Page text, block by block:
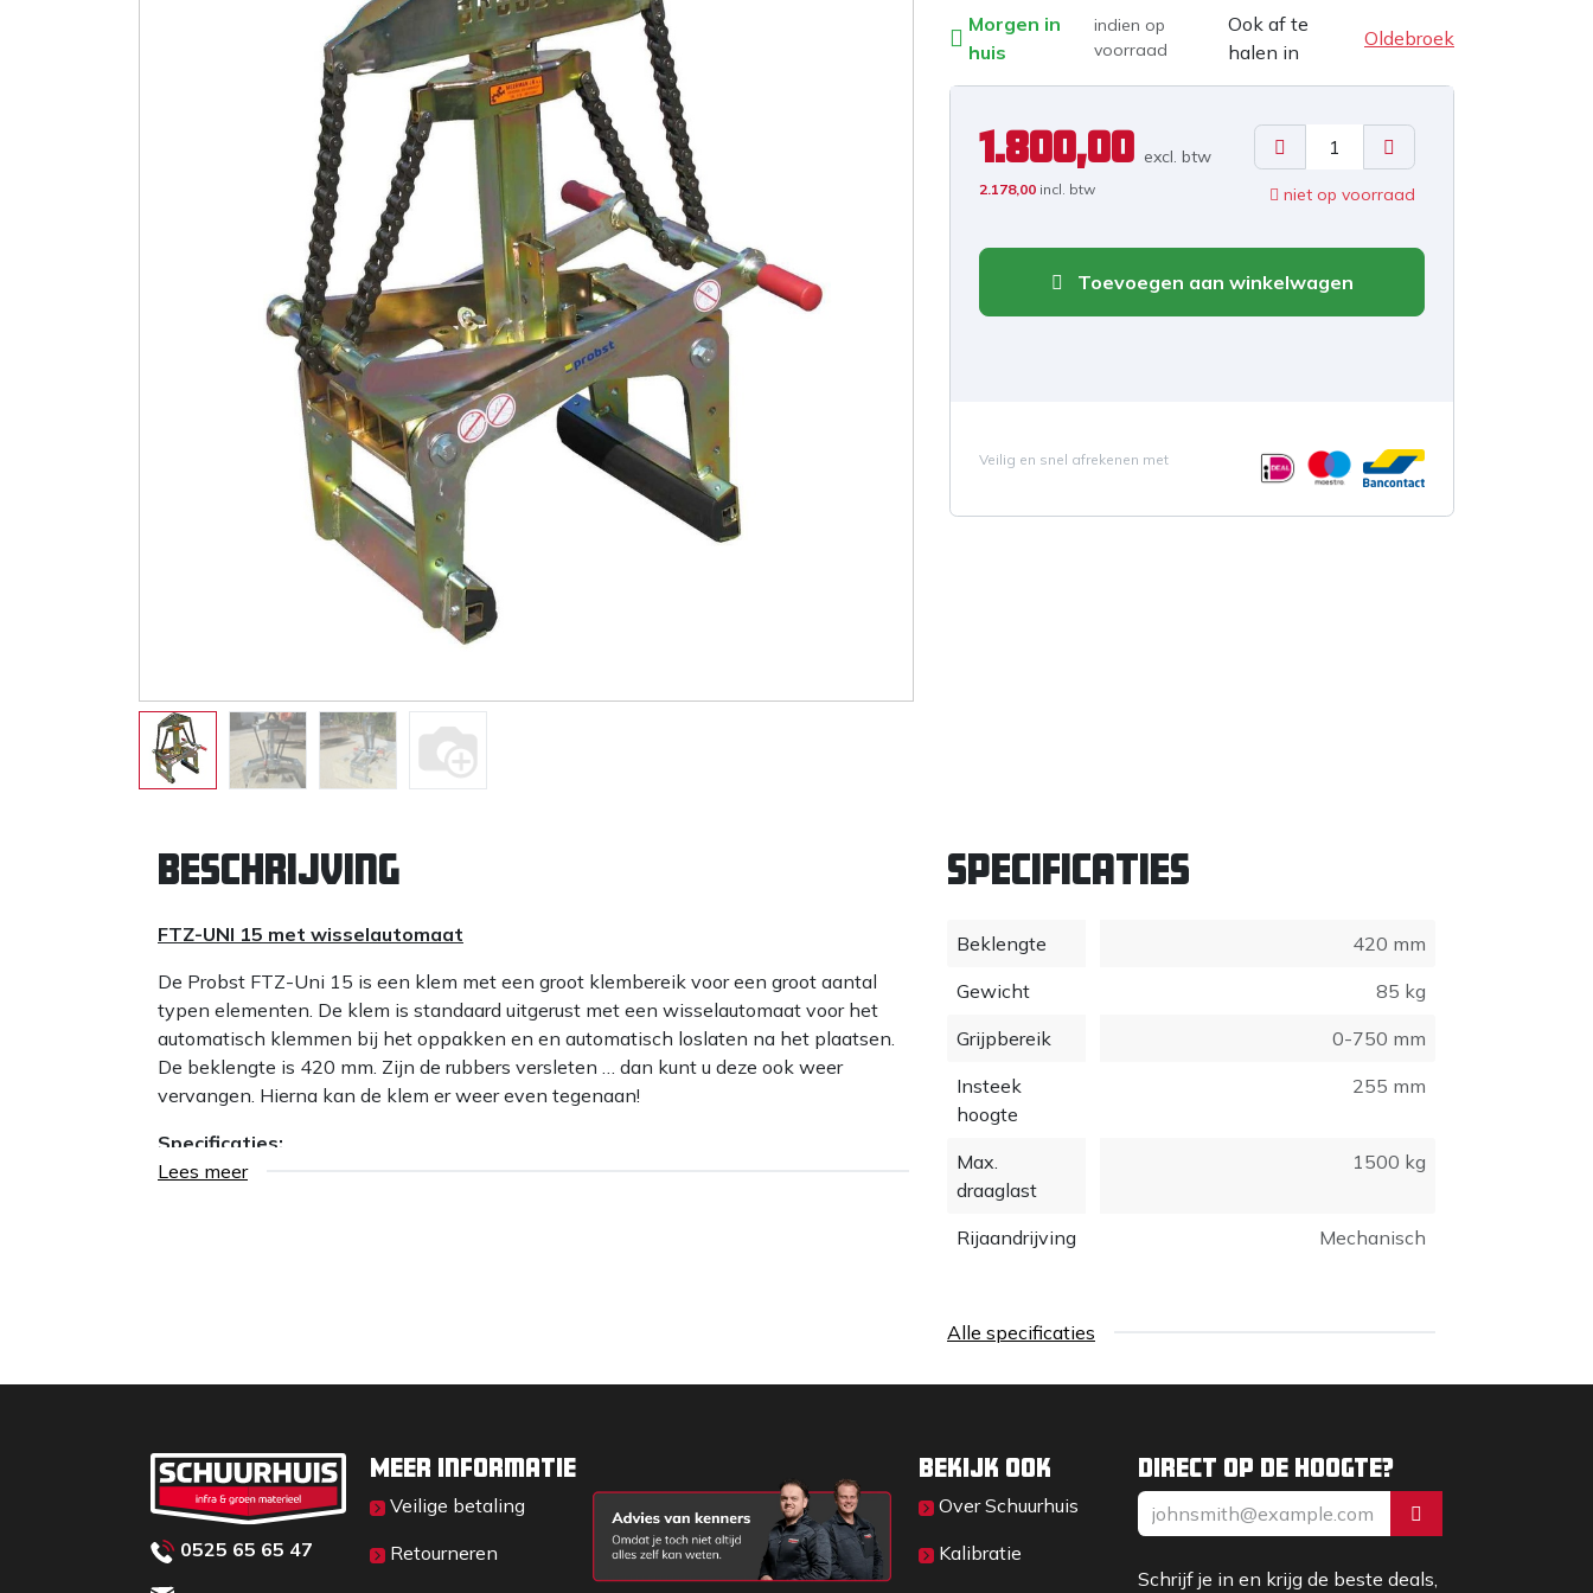
Morgen in
huis
indien op
voorraad
Ook af te
halen in
Oldebroek
1.800,00 excl. btw
2.178,00 incl. btw niet op voorraad
Toevoegen aan winkelwagen
Veilig en snel afrekenen met
Beschrijving
FTZ-UNI 15 met wisselautomaat
De Probst FTZ-Uni 15 is een klem met een groot klembereik voor een groot aantal
typen elementen. De klem is standaard uitgerust met een wisselautomaat voor het
automatisch klemmen bij het oppakken en en automatisch loslaten na het plaatsen.
De beklengte is 420 mm. Zijn de rubbers versleten … dan kunt u deze ook weer
vervangen. Hierna kan de klem er weer even tegenaan!
Specificaties:
Lees meer
Specificaties
Beklengte
420 mm
Gewicht
85 kg
Grijpbereik
0-750 mm
Insteek
hoogte
255 mm
Max.
draaglast
1500 kg
Rijaandrijving Mechanisch
Alle specificaties
Direct op de hoogte?
Schrijf je in en krijg de beste deals,
Bekijk ook
Over Sc​huurhuis
Kalibratie
0525 65 65 47
Meer informatie
Veilige betaling
Retourneren